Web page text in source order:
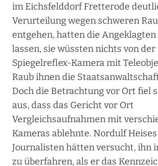
im Eichsfelddorf Fretterode
Verurteilung wegen schweren
entgehen, hatten die
lassen, sie wüssten nichts von
Spiegelreflex-Kamera mit
Raub ihnen die
Doch die Betrachtung vor Ort fiel
aus, dass das Gericht vor Ort
Vergleichsaufnahmen mit
Kameras ablehnte. Nordulf
Journalisten hätten versucht, ihn
zu überfahren, als er das